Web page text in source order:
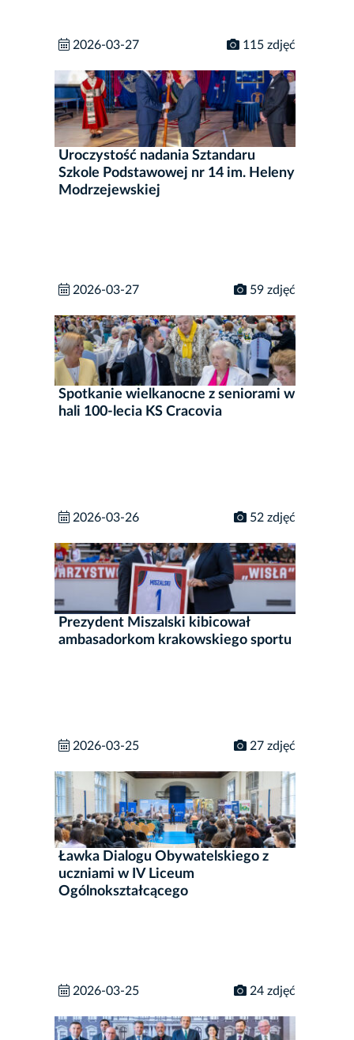
2026-03-27 115 zdjęć
Uroczystość nadania Sztandaru
Szkole Podstawowej nr 14 im. Heleny
Modrzejewskiej
2026-03-27 59 zdjęć
Spotkanie wielkanocne z seniorami w
hali 100-lecia KS Cracovia
2026-03-26 52 zdjęć
Prezydent Miszalski kibicował
ambasadorkom krakowskiego sportu
2026-03-25 27 zdjęć
Ławka Dialogu Obywatelskiego z
uczniami w IV Liceum
Ogólnokształcącego
2026-03-25 24 zdjęć